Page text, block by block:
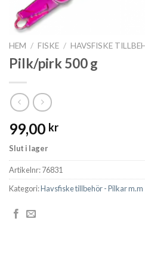
HEM / FISKE / HAVSFISKE
Pilk/pirk 500 g
99,00 kr
Slut i lager
Artikelnr:76831
Kategori:Havsfiske tillbehör - Pilkar m.m